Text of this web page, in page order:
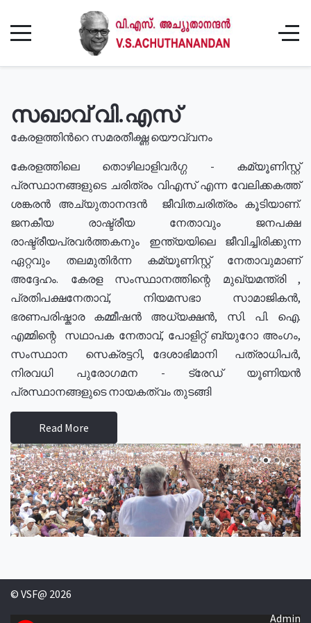
സഖാവ് വി.എസ്
കേരളത്തിൻറെ സമരതീക്ഷ്ണ യൌവ്വനം
കേരളത്തിലെ തൊഴിലാളിവർഗ്ഗ - കമ്യൂണിസ്റ്റ്
പ്രസ്ഥാനങ്ങളുടെ ചരിത്രം വിഎസ് എന്ന വേലിക്കകത്ത്
ശങ്കരൻ അച്യുതാനന്ദൻ ജീവിതചരിത്രം കൂടിയാണ്.
ജനകീയ രാഷ്ട്രീയ നേതാവും ജനപക്ഷ
രാഷ്ട്രീയപ്രവർത്തകനും ഇന്ത്യയിലെ ജീവിച്ചിരിക്കുന്ന
ഏറ്റവും തലമുതിർന്ന കമ്യൂണിസ്റ്റ് നേതാവുമാണ്
അദ്ദേഹം. കേരള സംസ്ഥാനത്തിന്റെ മുഖ്യമന്ത്രി ,
പ്രതിപക്ഷനേതാവ്, നിയമസഭാ സാമാജികൻ,
ഭരണപരിഷ്കാര കമ്മീഷൻ അധ്യക്ഷൻ, സി. പി. ഐ.
എമ്മിന്റെ സഥാപക നേതാവ്, പോളിറ്റ് ബ്യുറോ അംഗം,
സംസ്ഥാന സെക്രട്ടറി, ദേശാഭിമാനി പത്രാധിപർ,
നിരവധി പുരോഗമന - ട്രേഡ് യൂണിയൻ
പ്രസ്ഥാനങ്ങളുടെ നായകത്വം തുടങ്ങി
Read More
© VSF@ 2026
Admin